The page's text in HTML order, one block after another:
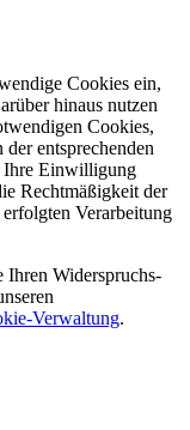
Cookies ein,
hinaus nutzen
Cookies,
entsprechenden
Ihre Einwilligung
Rechtmäßigkeit der
Verarbeitung
Ihren Widerspruchs-
Verwaltung​.